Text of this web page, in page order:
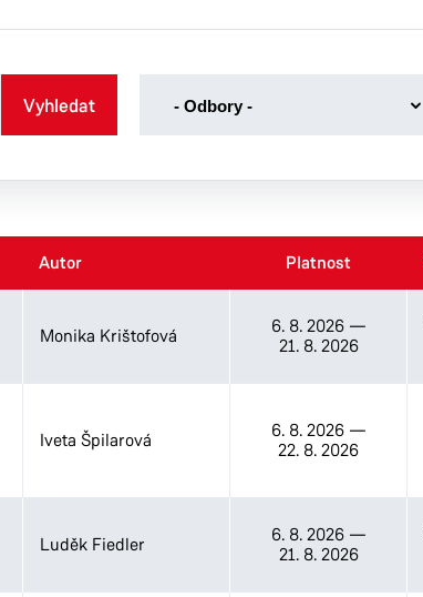
Vyhledat
Odbory- Odbory -
Odbor ekonomický
Odbor majetku a investic
Odbor správních agend
sportu
Odbor životního prostředí
Stavební úřad
Autor Platnost
Monika Krištofová 6. 8. 2026—
21. 8. 2026
Iveta Špilarová 6. 8. 2026—
22. 8. 2026
Luděk Fiedler 6. 8. 2026—
21. 8. 2026
Autor Platnost